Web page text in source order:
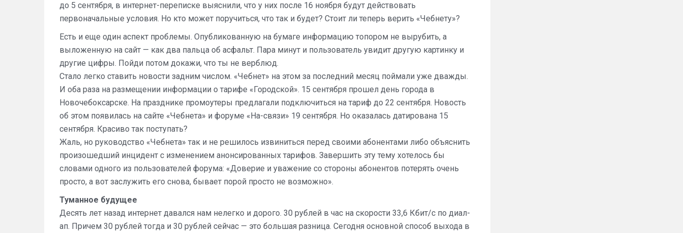
до 5 сентября, в интернет-переписке выяснили, что у них после 16 ноября будут действовать
первоначальные условия. Но кто может поручиться, что так и будет? Стоит ли теперь верить «Чебнету»?
Есть и еще один аспект проблемы. Опубликованную на бумаге информацию топором не вырубить, а
выложенную на сайт — как два пальца об асфальт. Пара минут и пользователь увидит другую картинку и
другие цифры. Пойди потом докажи, что ты не верблюд.
Стало легко ставить новости задним числом. «Чебнет» на этом за последний месяц поймали уже дважды.
И оба раза на размещении информации о тарифе «Городской». 15 сентября прошел день города в
Новочебоксарске. На празднике промоутеры предлагали подключиться на тариф до 22 сентября. Новость
об этом появилась на сайте «Чебнета» и форуме «На-связи» 19 сентября. Но оказалась датирована 15
сентября. Красиво так поступать?
Жаль, но руководство «Чебнета» так и не решилось извиниться перед своими абонентами либо объяснить
произошедший инцидент с изменением анонсированных тарифов. Завершить эту тему хотелось бы
словами одного из пользователей форума: «Доверие и уважение со стороны абонентов потерять очень
просто, а вот заслужить его снова, бывает порой просто не возможно».
Туманное будущее
Десять лет назад интернет давался нам нелегко и дорого. 30 рублей в час на скорости 33,6 Кбит/с по диал-
ап. Причем 30 рублей тогда и 30 рублей сейчас — это большая разница. Сегодня основной способ выхода в